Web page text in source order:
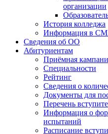
организации
История колледжа
Информация в
Сведения об ОО
Абитуриентам
Приёмная
Специальности
Рейтинг
Сведения о
Документы для
Перечень
Информация о
испытаний
Расписание